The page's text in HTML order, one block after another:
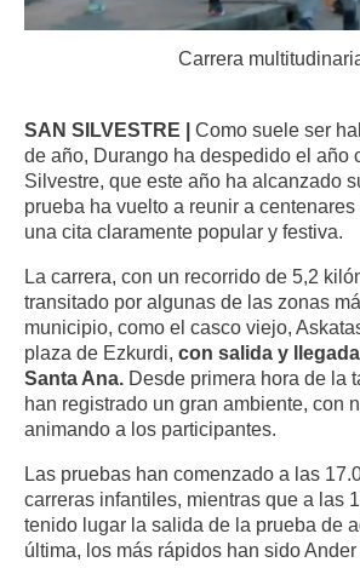
Carrera
SAN SILVESTRE | Como suele ser
de año, Durango ha despedido el año
Silvestre, que este año ha alcanzado
prueba ha vuelto a reunir a
una cita claramente popular y festiva.
La carrera, con un recorrido de 5,2
transitado por algunas de las zonas
municipio, como el casco viejo,
plaza de Ezkurdi, con salida y
Santa Ana. Desde primera hora de la
han registrado un gran ambiente, con
animando a los participantes.
Las pruebas han comenzado a las
carreras infantiles, mientras que a las
tenido lugar la salida de la prueba de
última, los más rápidos han sido